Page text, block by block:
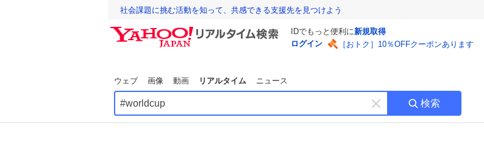
社会課題に挑む活動を知って、共感できる支援先を見つけよう
IDでもっと便利に新規取得
ログイン
［おトク］10％OFFクーポンあります
ウェブ 画像 動画 リアルタイム ニュース
キ
ー
検索